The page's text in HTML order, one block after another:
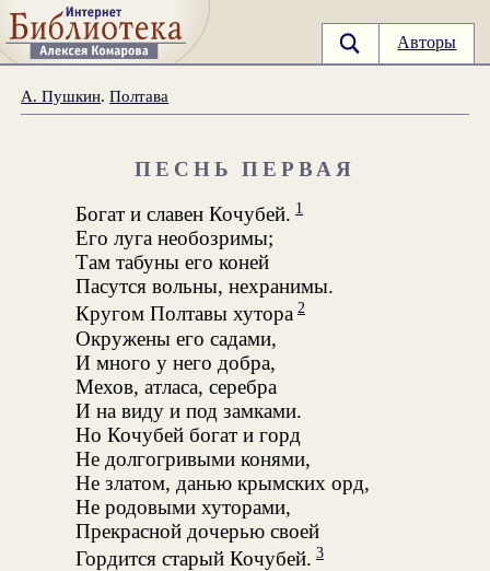
Авторы
А. Пушкин.Полтава
ПЕСНЬ ПЕРВАЯ
Богат и славен Кочубей. 1
Его луга необозримы;
Там табуны его коней
Пасутся вольны, нехранимы.
Кругом Полтавы хутора 2
Окружены его садами,
И много у него добра,
Мехов, атласа, серебра
И на виду и под замками.
Но Кочубей богат и горд
Не долгогривыми конями,
Не златом, данью крымских орд,
Не родовыми хуторами,
Прекрасной дочерью своей
Гордится старый Кочубей. 3